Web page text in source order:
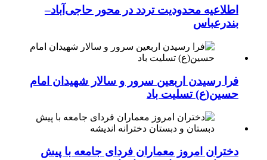
اطلاعیه محدودیت تردد در محور حاجی‌آباد–
بندرعباس
فرا رسیدن اربعین سرور و سالار شهیدان امام
حسین(ع) تسلیت باد
دختران امروز معماران فردای جامعه با پیش